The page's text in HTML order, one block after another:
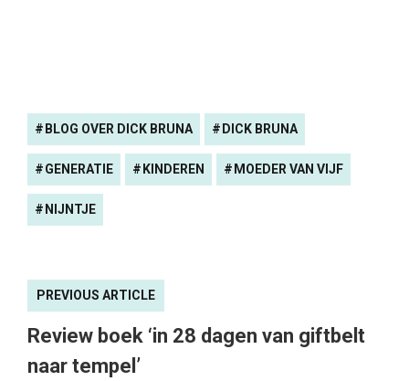
BLOG OVER DICK BRUNA DICK BRUNA
GENERATIE KINDEREN MOEDER VAN VIJF
NIJNTJE
PREVIOUS ARTICLE
Review boek ‘in 28 dagen van giftbelt
naar tempel’